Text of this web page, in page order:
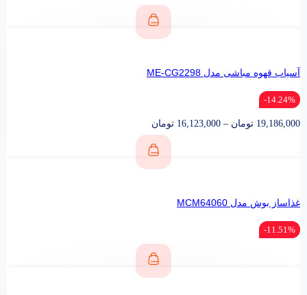
آسیاب قهوه مباشی مدل ME-CG2298
14.24%-
19,186,000 تومان –
16,123,000 تومان
غذاساز بوش مدل MCM64060
11.51%-